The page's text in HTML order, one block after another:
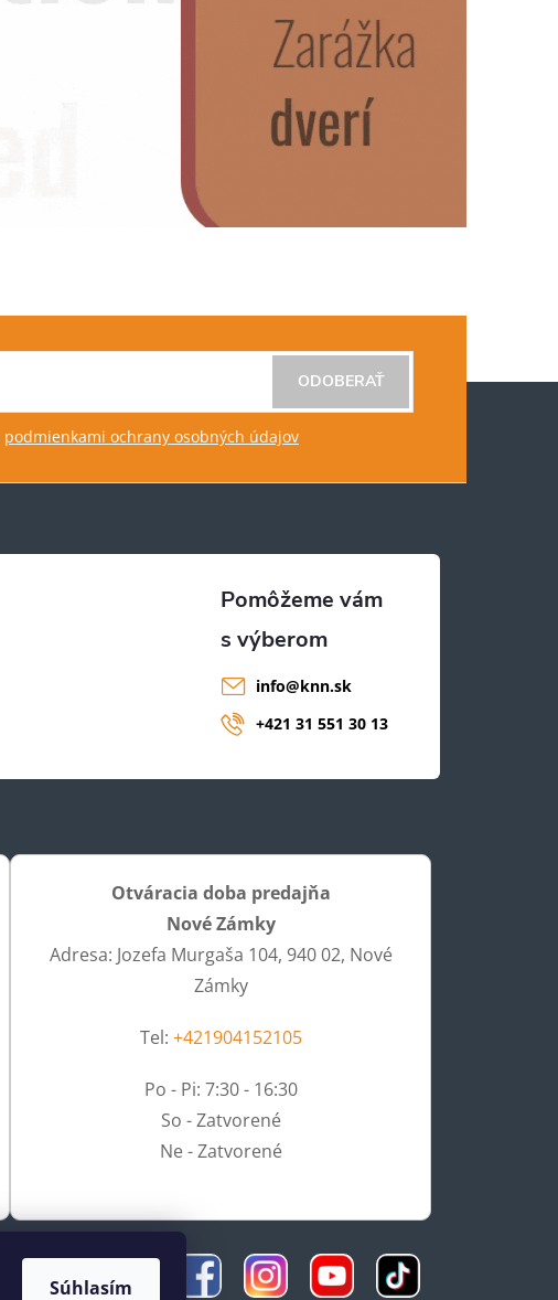
Súhlasím
podmienkami ochrany osobných údajov
ODOBERAŤ
info@knn.sk
+421 31 551 30 13
Otváracia doba predajňa
Nové Zámky
Adresa: Jozefa Murgaša 104, 940 02, Nové
Zámky
Tel: +421904152105
Po - Pi: 7:30 - 16:30
So - Zatvorené
Ne - Zatvorené